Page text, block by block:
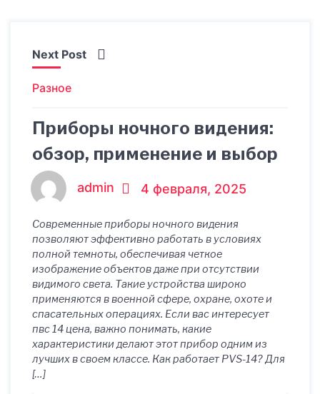
Next Post
Разное
Приборы ночного видения:
обзор, применение и выбор
admin 4 февраля, 2025
Современные приборы ночного видения
позволяют эффективно работать в условиях
полной темноты, обеспечивая четкое
изображение объектов даже при отсутствии
видимого света. Такие устройства широко
применяются в военной сфере, охране, охоте и
спасательных операциях. Если вас интересует
пвс 14 цена, важно понимать, какие
характеристики делают этот прибор одним из
лучших в своем классе. Как работает PVS-14? Для
[…]